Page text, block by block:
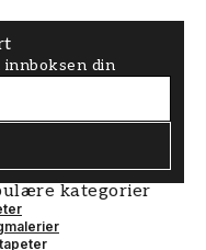
din
kategorier